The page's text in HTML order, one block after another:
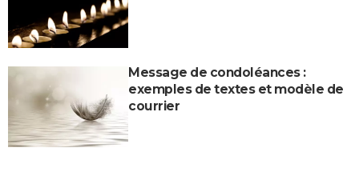
Message de condoléances :
exemples de textes et modèle de
courrier